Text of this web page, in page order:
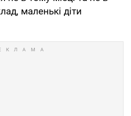
маленькі діти